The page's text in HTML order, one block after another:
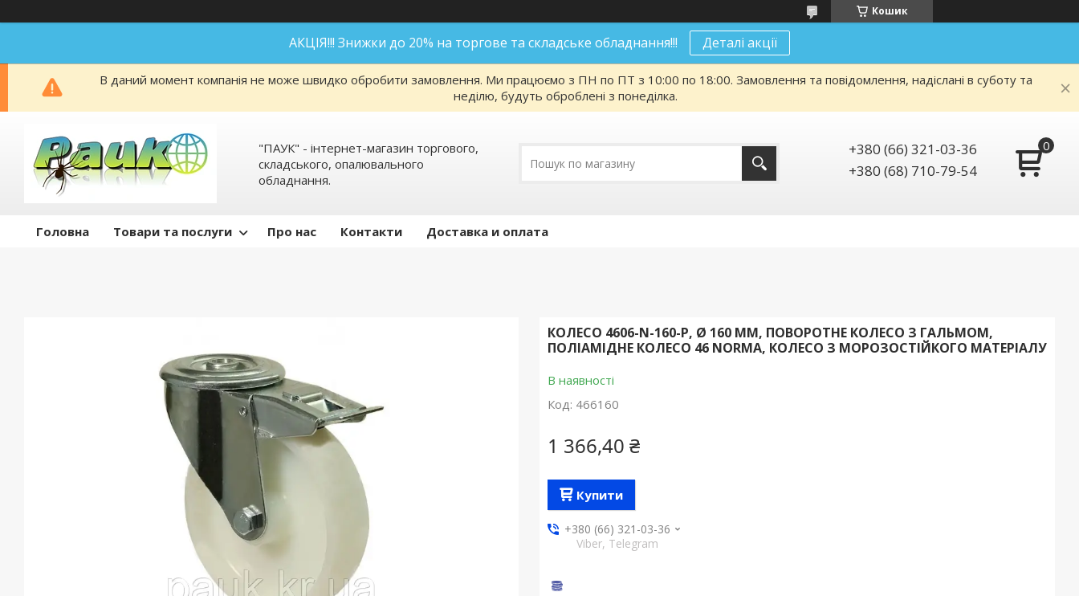
Кошик
АКЦІЯ!!! Знижки до 20% на торгове та складське обладнання!!! Деталі акції
В даний момент компанія не може швидко обробити замовлення. Ми працюємо з ПН по ПТ з 10:00 по 18:00. Замовлення та повідомлення, надіслані в суботу та
неділю, будуть оброблені з понеділка.
"ПАУК" - інтернет-магазин торгового,
складського, опалювального
обладнання.
+380 (66) 321-03-36
+380 (68) 710-79-54
Головна Товари та послуги Про нас Контакти Доставка и оплата
КОЛЕСО 4606-N-160-P, Ø 160 ММ, ПОВОРОТНЕ КОЛЕСО З ГАЛЬМОМ,
ПОЛІАМІДНЕ КОЛЕСО 46 NORMA, КОЛЕСО З МОРОЗОСТІЙКОГО МАТЕРІАЛУ
В наявності
Код: 466160
1 366,40 ₴
Купити
+380 (66) 321-03-36
Viber, Telegram